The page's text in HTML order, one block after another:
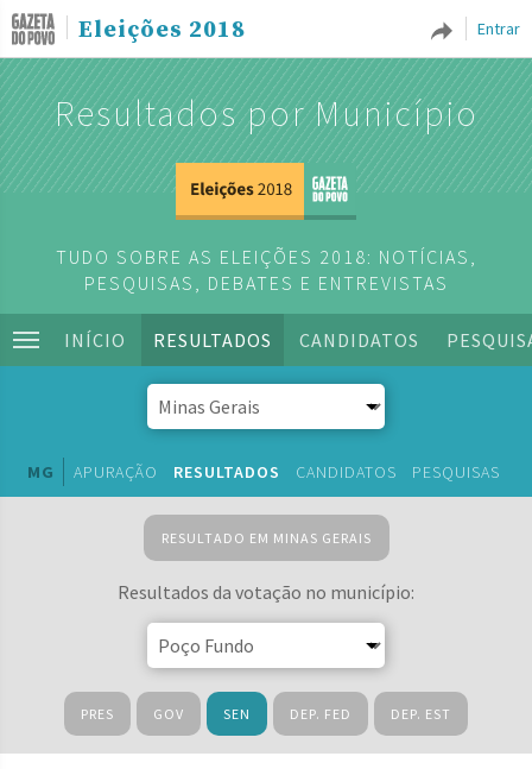
Entrar
Eleições 2018
Resultados por Município
TUDO SOBRE AS ELEIÇÕES 2018: NOTÍCIAS,
PESQUISAS, DEBATES E ENTREVISTAS
INÍCIO RESULTADOS CANDIDATOS
MG APURAÇÃO RESULTADOS CANDIDATOS PESQUISAS
RESULTADO EM MINAS GERAIS
Resultados da votação no município:
PRES GOV SEN DEP. FED DEP. EST